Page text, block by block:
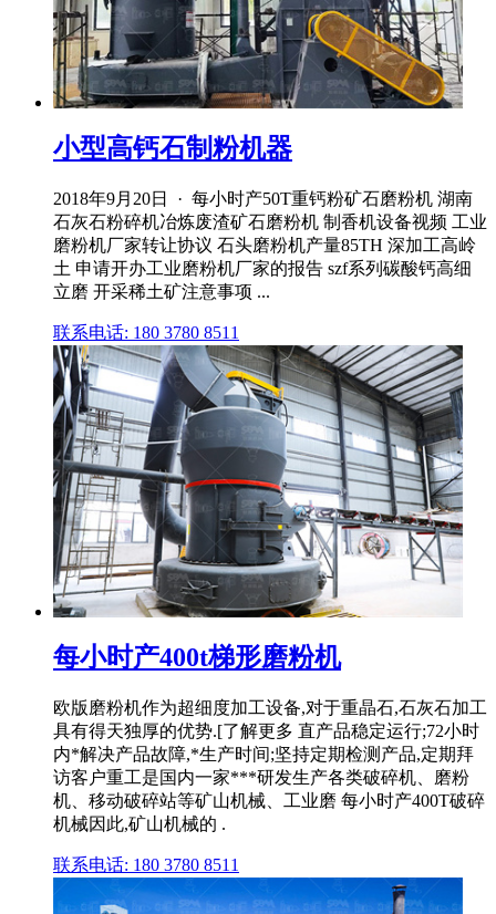
小型高钙石制粉机器
2018年9月20日 · 每小时产50T重钙粉矿石磨粉机 湖南
石灰石粉碎机冶炼废渣矿石磨粉机 制香机设备视频 工业
磨粉机厂家转让协议 石头磨粉机产量85TH 深加工高岭
土 申请开办工业磨粉机厂家的报告 szf系列碳酸钙高细
立磨 开采稀土矿注意事项 ...
联系电话: 180 3780 8511
每小时产400t梯形磨粉机
欧版磨粉机作为超细度加工设备,对于重晶石,石灰石加工
具有得天独厚的优势.[了解更多 直产品稳定运行;72小时
内*解决产品故障,*生产时间;坚持定期检测产品,定期拜
访客户重工是国内一家***研发生产各类破碎机、磨粉
机、移动破碎站等矿山机械、工业磨 每小时产400T破碎
机械因此,矿山机械的 .
联系电话: 180 3780 8511